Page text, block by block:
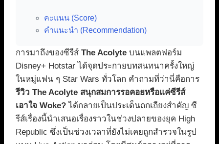
คะแนน (Score)
คำแนะนำ (Recommendation)
การมาถึงของซีรีส์ The Acolyte บนแพลตฟอร์ม
Disney+ Hotstar ได้จุดประกายบทสนทนาครั้งใหญ่
ในหมู่แฟน ๆ Star Wars ทั่วโลก คำถามที่ว่านี่คือการ
รีวิว The Acolyte สนุกสมการรอคอยหรือแค่ซีรีส์
เอาใจ Woke? ได้กลายเป็นประเด็นถกเถียงสำคัญ ซี
รีส์เรื่องนี้นำเสนอเรื่องราวในช่วงปลายของยุค High
Republic ซึ่งเป็นช่วงเวลาที่ยังไม่เคยถูกสำรวจในรูป